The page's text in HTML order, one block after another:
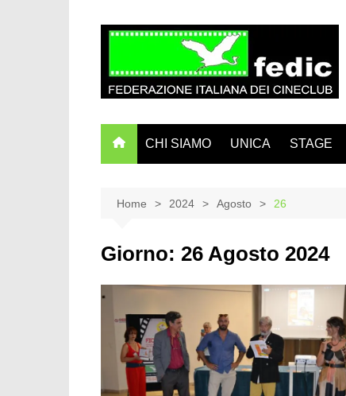
CHI SIAMO UNICA STAGE
Home 2024 Agosto 26
Giorno: 26 Agosto 2024